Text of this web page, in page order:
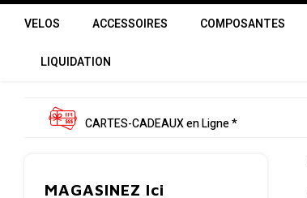
VELOS ACCESSOIRES COMPOSANTES
LIQUIDATION
CARTES-CADEAUX en Ligne *
MAGASINEZ Ici